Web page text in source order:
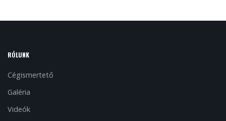
RÓLUNK
Cégismertető
Galéria
Videók